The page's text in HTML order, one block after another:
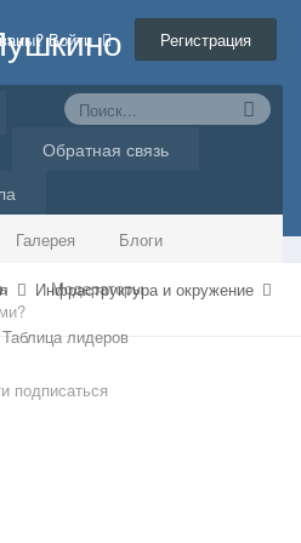
Войти Регистрация
Галерея Блоги
Модераторы
Таблица лидеров
Обратная связь
Инфраструктура и окружение
подписаться